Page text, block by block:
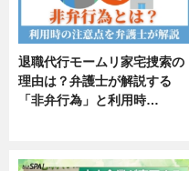
退職代行モームリ家宅捜索の
理由は？弁護士が解説する
「非弁行為」と利用時…